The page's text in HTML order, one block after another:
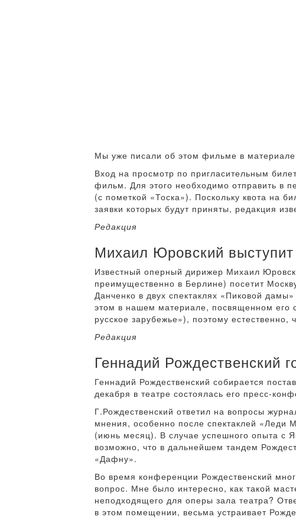
Мы уже писали об этом фильме в
Вход на просмотр по пригласительным
фильм. Для этого необходимо отправить в
(с пометкой «Тоска»). Поскольку квота на
заявки которых будут приняты, редакция
Редакция
Михаил Юровский
Известный оперный дирижер Михаил
преимущественно в Берлине) посетит
Данченко в двух спектаклях «Пиковой
этом в нашем материале, посвященном его
русское зарубежье»), поэтому
Редакция
Геннадий Рождественский
Геннадий Рождественский собирается
декабря в театре состоялась его пресс-
Г.Рождественский ответил на вопросы
мнения, особенно после спектаклей «Леди
(июнь месяц). В случае успешного опыта с
возможно, что в дальнейшем тандем
«Дафну».
Во время конференции Рождественский
вопрос. Мне было интересно, как такой
неподходящего для оперы зала театра?
в этом помещении, весьма устраивает